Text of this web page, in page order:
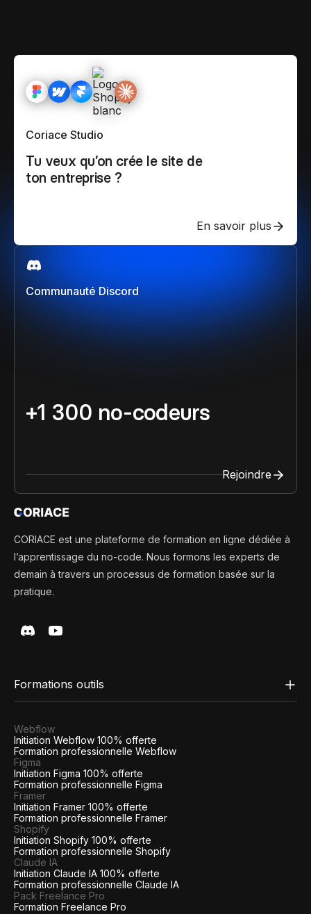
Communauté Discord
+1 300 no-codeurs
Rejoindre
Coriace Studio
Tu veux qu’on crée le site de
ton entreprise ?
En savoir plus
CORIACE est une plateforme de formation en ligne dédiée à
l’apprentissage du no-code. Nous formons les experts de
demain à travers un processus de formation basée sur la
pratique.
Formations outils
Webflow
Initiation Webflow 100% offerte
Formation professionnelle Webflow
Figma
Initiation Figma 100% offerte
Formation professionnelle Figma
Framer
Initiation Framer 100% offerte
Formation professionnelle Framer
Shopify
Initiation Shopify 100% offerte
Formation professionnelle Shopify
Claude IA
Initiation Claude IA 100% offerte
Formation professionnelle Claude IA
Pack Freelance Pro
Formation Freelance Pro